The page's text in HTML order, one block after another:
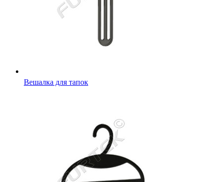
Вешалка для тапок